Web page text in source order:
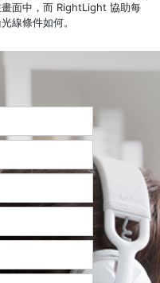
面中，而 RightLight 協助每
線條件如何。